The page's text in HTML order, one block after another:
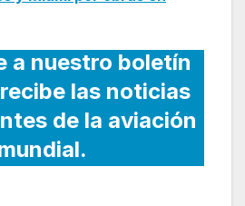
a nuestro boletín
las noticias
de la aviación